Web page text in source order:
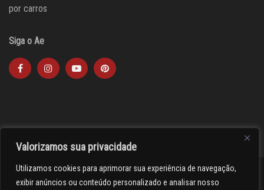
Valorizamos sua privacidade
Utilizamos cookies para aprimorar sua experiência de navegação,
exibir anúncios ou conteúdo personalizado e analisar nosso
por carros
Siga o Ae
><(((º> 17